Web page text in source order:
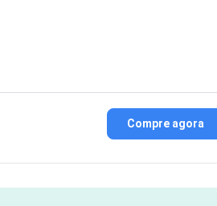
Compre agora